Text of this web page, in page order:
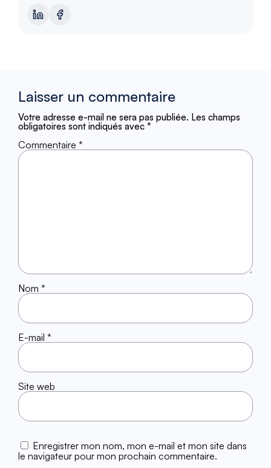
Laisser un commentaire
Votre adresse e-mail ne sera pas publiée. Les champs
obligatoires sont indiqués avec *
Commentaire *
Nom *
E-mail *
Site web
Enregistrer mon nom, mon e-mail et mon site dans
le navigateur pour mon prochain commentaire.